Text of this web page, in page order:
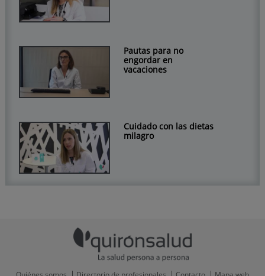
Pautas para no
engordar en
vacaciones
Cuidado con las dietas
milagro